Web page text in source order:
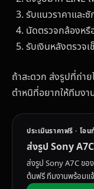
รับแนวราคาและ
นัดตรวจกล้องหรื
รับเงินหลังตรวจ
ถ้าสะดวก ส่งรูปที่ถ่า
ตำหนิที่อยากให้ทีมง
ประเมินราคาฟรี · โอ
ส่งรูป Sony
ส่งรูป Sony A7C ขอ
ต้นฟรี ทีมงานพร้อมแ